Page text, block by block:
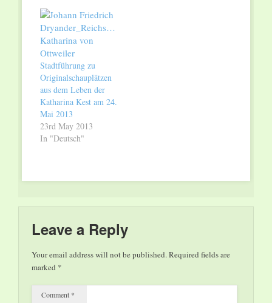
Stadtführung zu
Originalschauplätzen
aus dem Leben der
Katharina Kest am 24.
Mai 2013
23rd May 2013
In "Deutsch"
Leave a Reply
Your email address will not be published.Required fields are
marked *
Comment *